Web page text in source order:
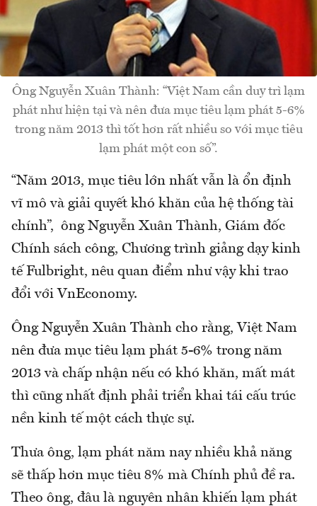
Ông Nguyễn Xuân Thành: “Việt Nam cần duy trì lạm
phát như hiện tại và nên đưa mục tiêu lạm phát 5-6%
trong năm 2013 thì tốt hơn rất nhiều so với mục tiêu
lạm phát một con số”.
“Năm 2013, mục tiêu lớn nhất vẫn là ổn định
vĩ mô và giải quyết khó khăn của hệ thống tài
chính”, ông Nguyễn Xuân Thành, Giám đốc
Chính sách công, Chương trình giảng dạy kinh
tế Fulbright, nêu quan điểm như vậy khi trao
đổi với VnEconomy.
Ông Nguyễn Xuân Thành cho rằng, Việt Nam
nên đưa mục tiêu lạm phát 5-6% trong năm
2013 và chấp nhận nếu có khó khăn, mất mát
thì cũng nhất định phải triển khai tái cấu trúc
nền kinh tế một cách thực sự.
Thưa ông, lạm phát năm nay nhiều khả năng
sẽ thấp hơn mục tiêu 8% mà Chính phủ đề ra.
Theo ông, đâu là nguyên nhân khiến lạm phát